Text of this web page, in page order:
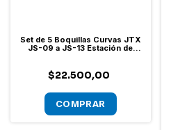
Set de 5 Boquillas Curvas JTX
JS-09 a JS-13 Estación de
$22.500,00